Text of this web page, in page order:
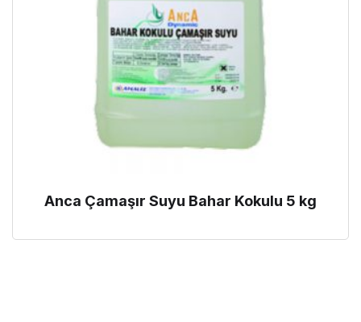
Anca Çamaşır Suyu Bahar Kokulu 5 kg